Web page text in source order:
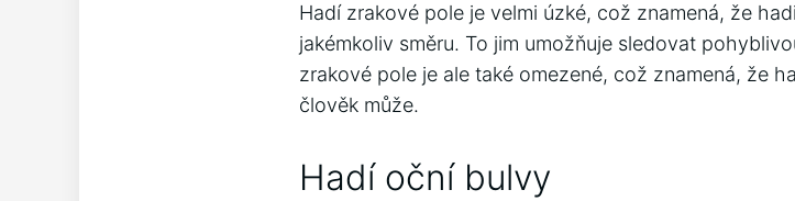
Hadí zrakové pole je velmi úzké, což znamená, že
jakémkoliv směru. To jim umožňuje sledovat
zrakové pole je ale také omezené, což znamená, že
člověk může.
Hadí oční bulvy